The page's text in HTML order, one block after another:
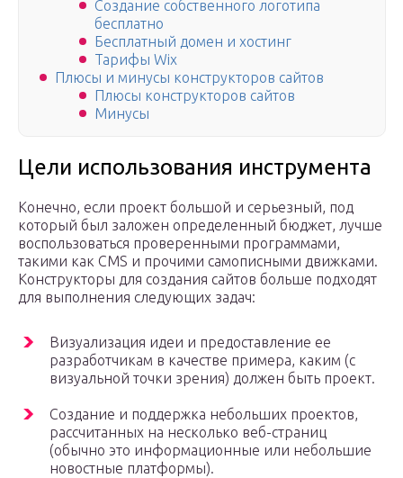
Создание собственного логотипа
бесплатно
Бесплатный домен и хостинг
Тарифы Wix
Плюсы и минусы конструкторов сайтов
Плюсы конструкторов сайтов
Минусы
Цели использования инструмента
Конечно, если проект большой и серьезный, под
который был заложен определенный бюджет, лучше
воспользоваться проверенными программами,
такими как CMS и прочими самописными движками.
Конструкторы для создания сайтов больше подходят
для выполнения следующих задач:
Визуализация идеи и предоставление ее
разработчикам в качестве примера, каким (с
визуальной точки зрения) должен быть проект.
Создание и поддержка небольших проектов,
рассчитанных на несколько веб-страниц
(обычно это информационные или небольшие
новостные платформы).